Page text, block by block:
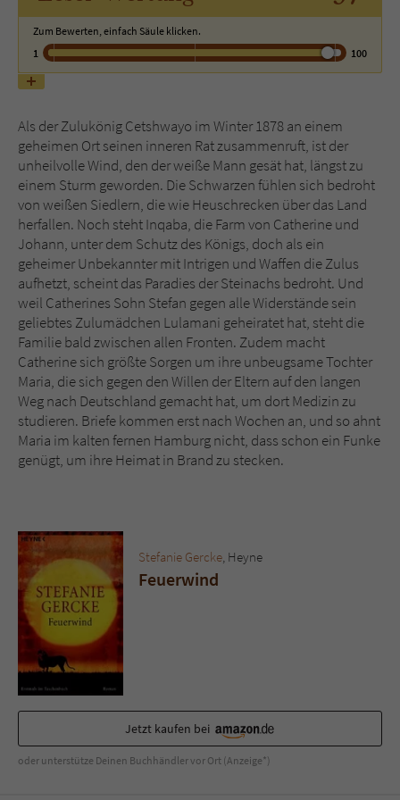
Zum Bewerten, einfach Säule klicken.
1
100
Als der Zulukönig Cetshwayo im Winter 1878 an einem
geheimen Ort seinen inneren Rat zusammenruft, ist der
unheilvolle Wind, den der weiße Mann gesät hat, längst zu
einem Sturm geworden. Die Schwarzen fühlen sich bedroht
von weißen Siedlern, die wie Heuschrecken über das Land
herfallen. Noch steht Inqaba, die Farm von Catherine und
Johann, unter dem Schutz des Königs, doch als ein
geheimer Unbekannter mit Intrigen und Waffen die Zulus
aufhetzt, scheint das Paradies der Steinachs bedroht. Und
weil Catherines Sohn Stefan gegen alle Widerstände sein
geliebtes Zulumädchen Lulamani geheiratet hat, steht die
Familie bald zwischen allen Fronten. Zudem macht
Catherine sich größte Sorgen um ihre unbeugsame Tochter
Maria, die sich gegen den Willen der Eltern auf den langen
Weg nach Deutschland gemacht hat, um dort Medizin zu
studieren. Briefe kommen erst nach Wochen an, und so ahnt
Maria im kalten fernen Hamburg nicht, dass schon ein Funke
genügt, um ihre Heimat in Brand zu stecken.
Stefanie Gercke, Heyne
Feuerwind
Jetzt kaufen bei
oder unterstütze Deinen Buchhändler vor Ort (Anzeige*)
Name tx_pwcomments_ahash
Laufzeit 1 Jahr
Zweck Cookie für Kommentare einzelner Buchtitel
Name fe_typo_user
Anbieter Literatur-Couch Medien GmbH & Co. KG
Laufzeit Session
Zweck
Dieses Cookie gewährleistet die
Kommunikation der Webseite mit dem
Benutzer. Es wird benötigt um z. B. den
Sicherheitscode des Kontaktformulars zu
überprüfen.